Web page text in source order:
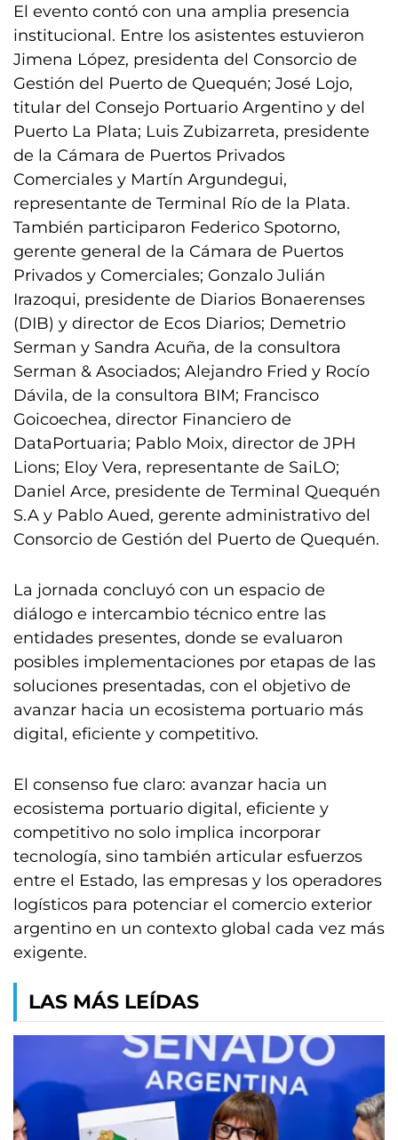
El evento contó con una amplia presencia
institucional. Entre los asistentes estuvieron
Jimena López, presidenta del Consorcio de
Gestión del Puerto de Quequén; José Lojo,
titular del Consejo Portuario Argentino y del
Puerto La Plata; Luis Zubizarreta, presidente
de la Cámara de Puertos Privados
Comerciales y Martín Argundegui,
representante de Terminal Río de la Plata.
También participaron Federico Spotorno,
gerente general de la Cámara de Puertos
Privados y Comerciales; Gonzalo Julián
Irazoqui, presidente de Diarios Bonaerenses
(DIB) y director de Ecos Diarios; Demetrio
Serman y Sandra Acuña, de la consultora
Serman & Asociados; Alejandro Fried y Rocío
Dávila, de la consultora BIM; Francisco
Goicoechea, director Financiero de
DataPortuaria; Pablo Moix, director de JPH
Lions; Eloy Vera, representante de SaiLO;
Daniel Arce, presidente de Terminal Quequén
S.A y Pablo Aued, gerente administrativo del
Consorcio de Gestión del Puerto de Quequén.
La jornada concluyó con un espacio de
diálogo e intercambio técnico entre las
entidades presentes, donde se evaluaron
posibles implementaciones por etapas de las
soluciones presentadas, con el objetivo de
avanzar hacia un ecosistema portuario más
digital, eficiente y competitivo.
El consenso fue claro: avanzar hacia un
ecosistema portuario digital, eficiente y
competitivo no solo implica incorporar
tecnología, sino también articular esfuerzos
entre el Estado, las empresas y los operadores
logísticos para potenciar el comercio exterior
argentino en un contexto global cada vez más
exigente.
LAS MÁS LEÍDAS